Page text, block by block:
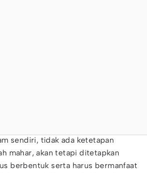
sendiri, tidak ada ketetapan
mahar, akan tetapi ditetapkan
berbentuk serta harus bermanfaat